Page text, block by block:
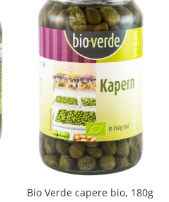
Bio Verde capere bio, 180g